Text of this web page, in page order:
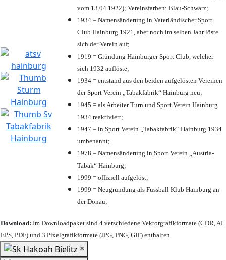
vom 13.04.1922); Vereinsfarben: Blau-Schwarz;
1934 = Namensänderung in Vaterländischer Sport
Club Hainburg 1921, aber noch im selben Jahr löste
sich der Verein auf;
1919 = Gründung Hainburger Sport Club, welcher
sich 1932 auflöste;
1934 = entstand aus den beiden aufgelösten Vereinen
der Sport Verein „Tabakfabrik“ Hainburg neu;
1945 = als Arbeiter Turn und Sport Verein Hainburg
1934 reaktiviert;
1947 = in Sport Verein „Tabakfabrik“ Hainburg 1934
umbenannt;
1978 = Namensänderung in Sport Verein „Austria-
Tabak“ Hainburg;
1999 = offiziell aufgelöst;
1999 = Neugründung als Fussball Klub Hainburg an
der Donau;
Download: Im Downloadpaket sind 4 verschiedene Vektorgrafikformate (CDR, AI
EPS, PDF) und 3 Pixelgrafikformate (JPG, PNG, GIF) enthalten.
×